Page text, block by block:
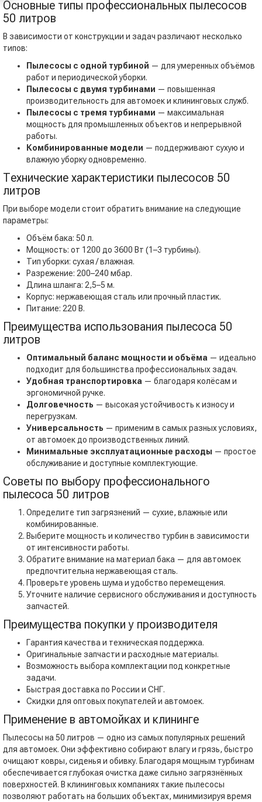
Основные типы профессиональных пылесосов
50 литров
В зависимости от конструкции и задач различают несколько
типов:
Пылесосы с одной турбиной — для умеренных объёмов
работ и периодической уборки.
Пылесосы с двумя турбинами — повышенная
производительность для автомоек и клининговых служб.
Пылесосы с тремя турбинами — максимальная
мощность для промышленных объектов и непрерывной
работы.
Комбинированные модели — поддерживают сухую и
влажную уборку одновременно.
Технические характеристики пылесосов 50
литров
При выборе модели стоит обратить внимание на следующие
параметры:
Объём бака: 50 л.
Мощность: от 1200 до 3600 Вт (1–3 турбины).
Тип уборки: сухая / влажная.
Разрежение: 200–240 мбар.
Длина шланга: 2,5–5 м.
Корпус: нержавеющая сталь или прочный пластик.
Питание: 220 В.
Преимущества использования пылесоса 50
литров
Оптимальный баланс мощности и объёма — идеально
подходит для большинства профессиональных задач.
Удобная транспортировка — благодаря колёсам и
эргономичной ручке.
Долговечность — высокая устойчивость к износу и
перегрузкам.
Универсальность — применим в самых разных условиях,
от автомоек до производственных линий.
Минимальные эксплуатационные расходы — простое
обслуживание и доступные комплектующие.
Советы по выбору профессионального
пылесоса 50 литров
Определите тип загрязнений — сухие, влажные или
комбинированные.
Выберите мощность и количество турбин в зависимости
от интенсивности работы.
Обратите внимание на материал бака — для автомоек
предпочтительна нержавеющая сталь.
Проверьте уровень шума и удобство перемещения.
Уточните наличие сервисного обслуживания и доступность
запчастей.
Преимущества покупки у производителя
Гарантия качества и техническая поддержка.
Оригинальные запчасти и расходные материалы.
Возможность выбора комплектации под конкретные
задачи.
Быстрая доставка по России и СНГ.
Скидки для оптовых покупателей и автомоек.
Применение в автомойках и клининге
Пылесосы на 50 литров — одно из самых популярных решений
для автомоек. Они эффективно собирают влагу и грязь, быстро
очищают ковры, сиденья и обивку. Благодаря мощным турбинам
обеспечивается глубокая очистка даже сильно загрязнённых
поверхностей. В клининговых компаниях такие пылесосы
позволяют работать на больших объектах, минимизируя время